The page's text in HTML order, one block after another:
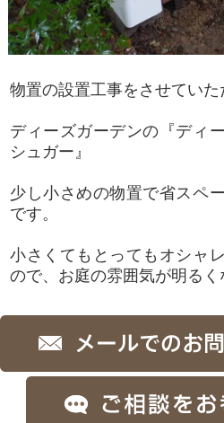
物置の設置工事をさせていた
ディーズガーデンの『デ
シュガー』
少し小さめの物置で省スペ
です。
小さくてもとってもオシャ
ので、お庭の雰囲気が明るく